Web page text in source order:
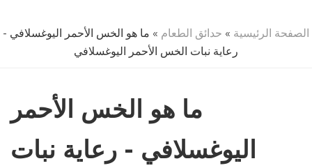
الصفحة الرئيسية » حدائق الطعام » ما هو الخس الأحمر اليوغسلافي -
رعاية نبات الخس الأحمر اليوغسلافي
ما هو الخس الأحمر
اليوغسلافي - رعاية نبات